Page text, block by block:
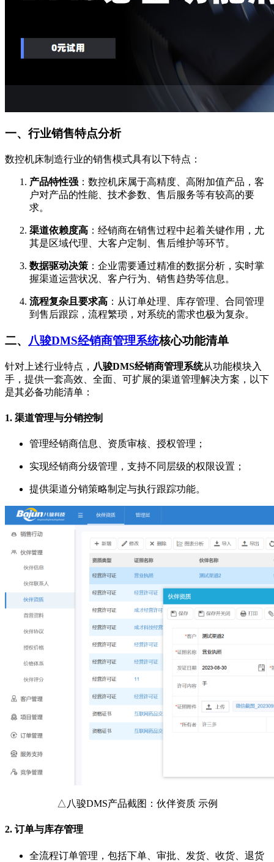
一、行业销售特点分析
数控机床制造行业的销售模式具有以下特点：
产品特性强 ：数控机床属于高精度、高附加值产品，客
户对产品的性能、技术参数、售后服务等有较高的要
求。
渠道依赖度高 ：经销商在销售过程中起着关键作用，尤
其是区域代理、大客户定制、售后维护等环节。
数据驱动决策 ：企业需要通过精准的数据分析，实时掌
握渠道运营状况、客户行为、销售趋势等信息。
流程复杂且要求高 ：从订单处理、库存管理、合同管理
到售后跟踪，流程繁琐，对系统的需求也极为复杂。
二、 八骏DMS经销商管理系统核心功能清单
针对上述行业特点， 八骏DMS经销商管理系统从功能模块入
手，提供一套高效、全面、可扩展的渠道管理解决方案，以下
是其必备功能清单：
1. 渠道管理与分销控制
管理经销商信息、资质审核、授权管理；
实现经销商分级管理，支持不同层级的权限设置；
提供渠道分销策略制定与执行跟踪功能。
△八骏DMS产品截图：伙伴资质 示例
2. 订单与库存管理
全流程订单管理，包括下单、审批、发货、收货、退货